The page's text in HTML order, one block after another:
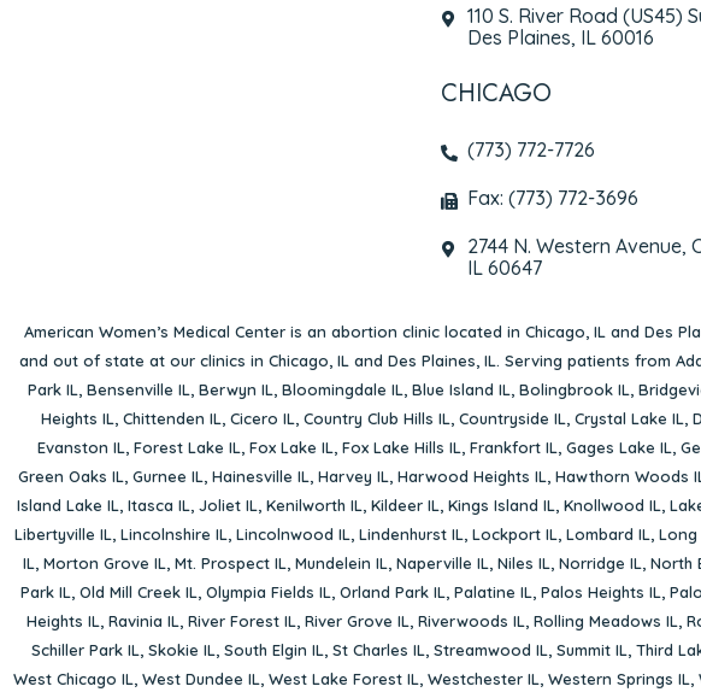
110 S. River Road (US45)
Des Plaines, IL 60016
CHICAGO
(773) 772-7726
Fax: (773) 772-3696
2744 N. Western Avenue,
IL 60647
American Women’s Medical Center is an abortion clinic located in Chicago, IL and Des
and out of state at our clinics in Chicago, IL and Des Plaines, IL. Serving patients from
Park IL, Bensenville IL, Berwyn IL, Bloomingdale IL, Blue Island IL, Bolingbrook IL,
Heights IL, Chittenden IL, Cicero IL, Country Club Hills IL, Countryside IL, Crystal Lake IL,
Evanston IL, Forest Lake IL, Fox Lake IL, Fox Lake Hills IL, Frankfort IL, Gages Lake IL,
Green Oaks IL, Gurnee IL, Hainesville IL, Harvey IL, Harwood Heights IL, Hawthorn Woods
Island Lake IL, Itasca IL, Joliet IL, Kenilworth IL, Kildeer IL, Kings Island IL, Knollwood IL,
Libertyville IL, Lincolnshire IL, Lincolnwood IL, Lindenhurst IL, Lockport IL, Lombard IL, Long
IL, Morton Grove IL, Mt. Prospect IL, Mundelein IL, Naperville IL, Niles IL, Norridge IL, North
Park IL, Old Mill Creek IL, Olympia Fields IL, Orland Park IL, Palatine IL, Palos Heights IL,
Heights IL, Ravinia IL, River Forest IL, River Grove IL, Riverwoods IL, Rolling Meadows IL,
Schiller Park IL, Skokie IL, South Elgin IL, St Charles IL, Streamwood IL, Summit IL, Third
West Chicago IL, West Dundee IL, West Lake Forest IL, Westchester IL, Western Springs IL,